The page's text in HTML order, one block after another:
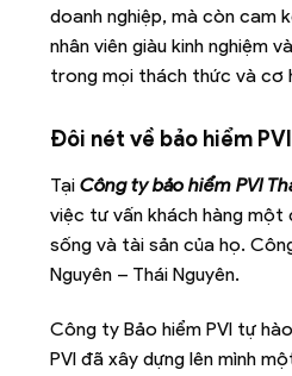
doanh nghiệp, mà còn cam
nhân viên giàu kinh nghiệm
trong mọi thách thức và cơ
Đôi nét về bảo hiểm
Tại Công ty bảo hiểm PVI
việc tư vấn khách hàng
sống và tài sản của họ.
Nguyên – Thái Nguyên.
Công ty Bảo hiểm PVI tự
PVI đã xây dựng lên mình